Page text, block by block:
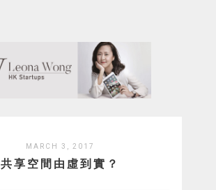
MARCH 3, 2017
共享空間由虛到實？